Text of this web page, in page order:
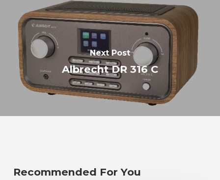
Next Post
Albrecht DR 316 C
Recommended For You